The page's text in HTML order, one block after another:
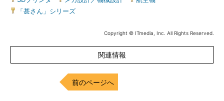
「甚さん」シリーズ
Copyright © ITmedia, Inc. All Rights Reserved.
関連情報
前のページへ